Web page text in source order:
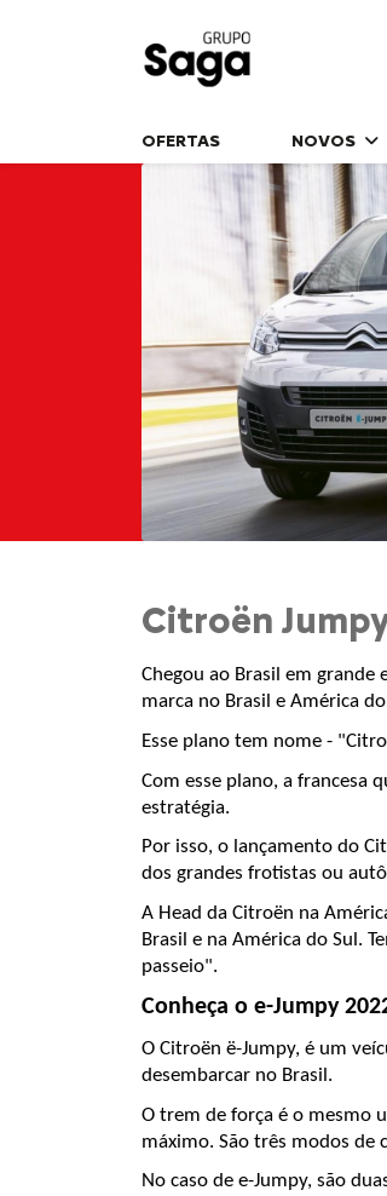
OFERTAS NOVOS
Citroën
Chegou ao Brasil em
marca no Brasil e América do
Esse plano tem nome -
Com esse plano, a francesa
estratégia.
Por isso, o lançamento do
dos grandes frotistas ou
A Head da Citroën na
Brasil e na América do Sul.
passeio".
Conheça o e-Jumpy
O Citroën ë-Jumpy, é um
desembarcar no Brasil.
O trem de força é o mesmo
máximo. São três modos de
No caso de e-Jumpy, são